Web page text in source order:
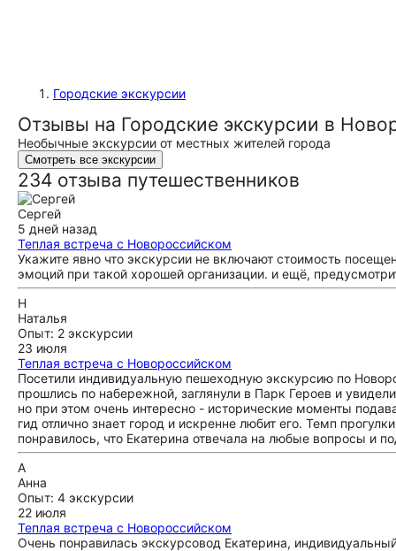
Городские экскурсии
Отзывы на Городские экскурсии в
Необычные экскурсии от местных жителей города
Смотреть все экскурсии
234 отзыва путешественников
Сергей
5 дней назад
Теплая встреча с Новороссийском
Укажите явно что экскурсии не включают стоимость
эмоций при такой хорошей организации. и ещё,
Н
Наталья
Опыт: 2 экскурсии
23 июля
Теплая встреча с Новороссийском
Посетили индивидуальную пешеходную экскурсию по
прошлись по набережной, заглянули в Парк Героев и
но при этом очень интересно - исторические моменты
гид отлично знает город и искренне любит его. Темп
понравилось, что Екатерина отвечала на любые вопросы и
А
Анна
Опыт: 4 экскурсии
22 июля
Теплая встреча с Новороссийском
Очень понравилась экскурсовод Екатерина,